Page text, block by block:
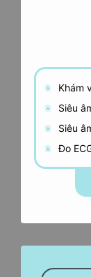
Khám
Siêu
Siêu
Đo